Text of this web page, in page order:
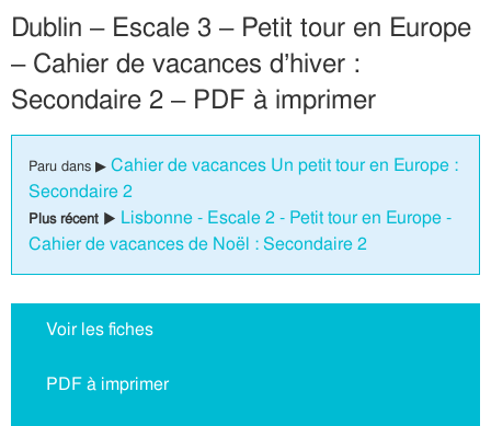
Dublin – Escale 3 – Petit tour en Europe
– Cahier de vacances d’hiver :
Secondaire 2 – PDF à imprimer
Paru dans ▶ Cahier de vacances Un petit tour en Europe :
Secondaire 2
Plus récent ▶ Lisbonne - Escale 2 - Petit tour en Europe -
Cahier de vacances de Noël : Secondaire 2
Voir les fiches
PDF à imprimer